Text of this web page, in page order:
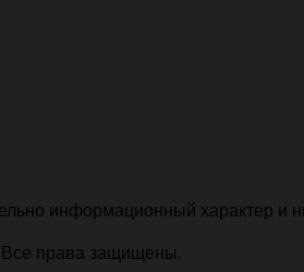
информационный характер и
права защищены.